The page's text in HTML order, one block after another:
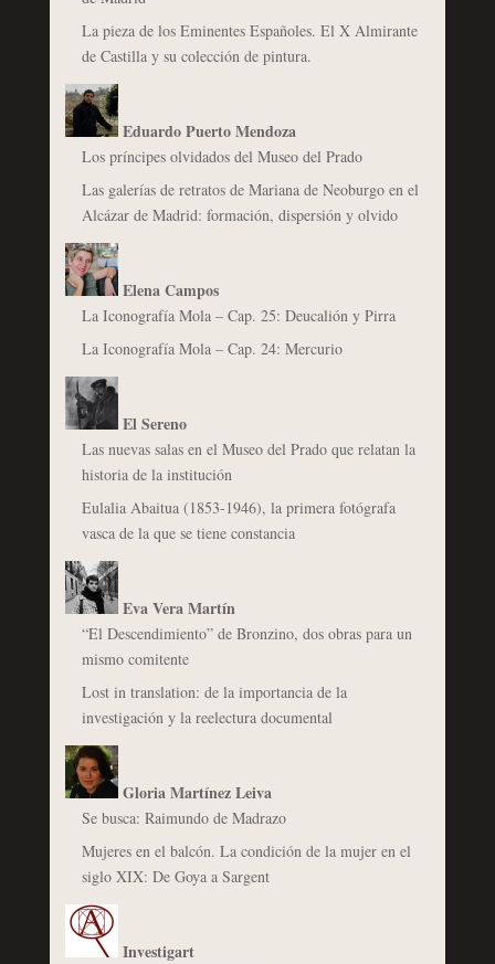
La pieza de los Eminentes Españoles. El X Almirante
de Castilla y su colección de pintura.
Eduardo Puerto Mendoza
Los príncipes olvidados del Museo del Prado
Las galerías de retratos de Mariana de Neoburgo en el
Alcázar de Madrid: formación, dispersión y olvido
Elena Campos
La Iconografía Mola – Cap. 25: Deucalión y Pirra
La Iconografía Mola – Cap. 24: Mercurio
El Sereno
Las nuevas salas en el Museo del Prado que relatan la
historia de la institución
Eulalia Abaitua (1853-1946), la primera fotógrafa
vasca de la que se tiene constancia
Eva Vera Martín
“El Descendimiento” de Bronzino, dos obras para un
mismo comitente
Lost in translation: de la importancia de la
investigación y la reelectura documental
Gloria Martínez Leiva
Se busca: Raimundo de Madrazo
Mujeres en el balcón. La condición de la mujer en el
siglo XIX: De Goya a Sargent
Investigart